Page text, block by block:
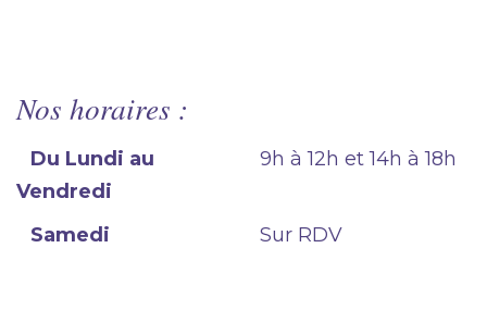
Nos horaires :
Du Lundi au
Vendredi
9h à 12h et 14h à 18h
Samedi Sur RDV